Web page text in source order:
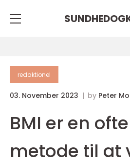
redaktionel
03. November 2023 by Peter
BMI er en
metode til at